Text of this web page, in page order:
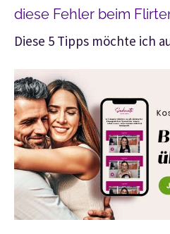
diese Fehler beim
Diese 5 Tipps möchte ich